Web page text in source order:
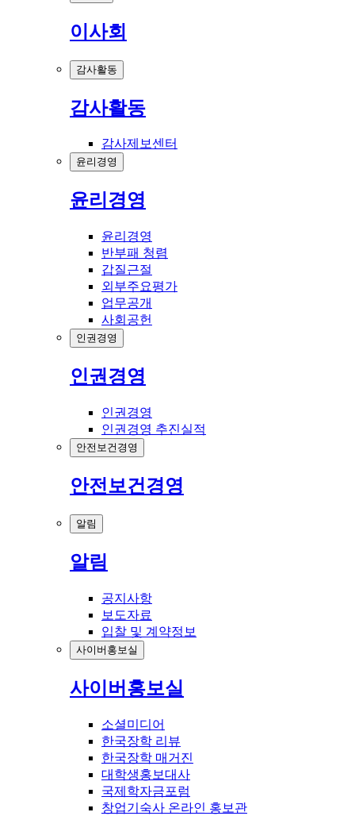
이사회
감사활동
감사활동
감사제보센터
윤리경영
윤리경영
윤리경영
반부패 청렴
갑질근절
외부주요평가
업무공개
사회공헌
인권경영
인권경영
인권경영
인권경영 추진실적
안전보건경영
안전보건경영
알림
알림
공지사항
보도자료
입찰 및 계약정보
사이버홍보실
사이버홍보실
소셜미디어
한국장학 리뷰
한국장학 매거진
대학생홍보대사
국제학자금포럼
창업기숙사 온라인 홍보관